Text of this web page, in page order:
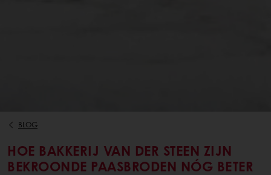
BLOG
HOE BAKKERIJ VAN DER STEEN ZIJN
BEKROONDE PAASBRODEN NÓG BETER